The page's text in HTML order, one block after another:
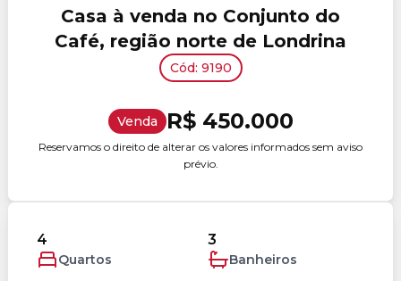
Casa à venda no Conjunto do
Café, região norte de Londrina
Cód: 9190
Venda R$ 450.000
Reservamos o direito de alterar os valores informados sem aviso
prévio.
4
Quartos
3
Banheiros